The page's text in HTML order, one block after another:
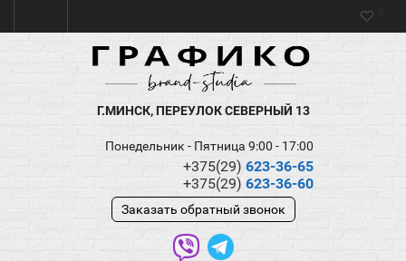
Г.МИНСК, ПЕРЕУЛОК СЕВЕРНЫЙ 13
Понедельник - Пятница 9:00 - 17:00
+375(29) 623-36-65
+375(29) 623-36-60
Заказать обратный звонок